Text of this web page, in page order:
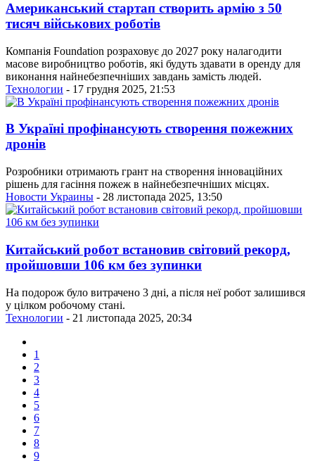
Американський стартап створить армію з 50
тисяч військових роботів
Компанія Foundation розраховує до 2027 року налагодити
масове виробництво роботів, які будуть здавати в оренду для
виконання найнебезпечніших завдань замість людей.
Технологии - 17 грудня 2025, 21:53
В Україні профінансують створення пожежних
дронів
Розробники отримають грант на створення інноваційних
рішень для гасіння пожеж в найнебезпечніших місцях.
Новости Украины - 28 листопада 2025, 13:50
Китайський робот встановив світовий рекорд,
пройшовши 106 км без зупинки
На подорож було витрачено 3 дні, а після неї робот залишився
у цілком робочому стані.
Технологии - 21 листопада 2025, 20:34
1
2
3
4
5
6
7
8
9